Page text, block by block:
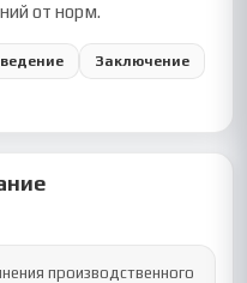
от норм.
Заключение
производственного